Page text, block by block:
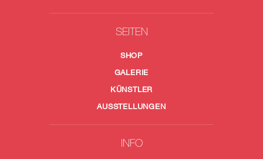
SEITEN
SHOP
GALERIE
KÜNSTLER
AUSSTELLUNGEN
INFO